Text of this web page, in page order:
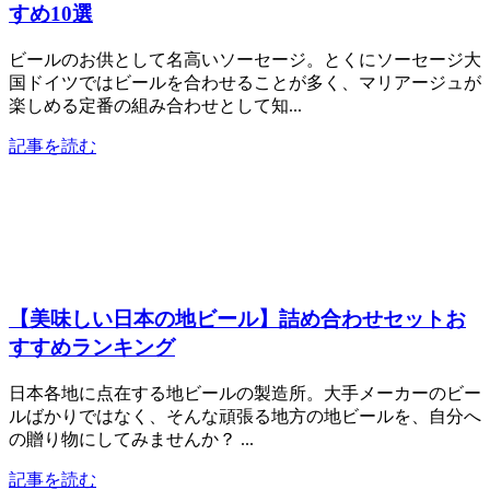
すめ10選
ビールのお供として名高いソーセージ。とくにソーセージ大
国ドイツではビールを合わせることが多く、マリアージュが
楽しめる定番の組み合わせとして知...
記事を読む
【美味しい日本の地ビール】詰め合わせセットお
すすめランキング
日本各地に点在する地ビールの製造所。大手メーカーのビー
ルばかりではなく、そんな頑張る地方の地ビールを、自分へ
の贈り物にしてみませんか？ ...
記事を読む